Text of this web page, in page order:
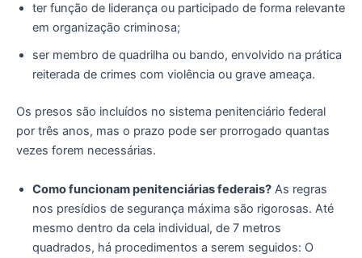
ter função de liderança ou participado de forma relevante
em organização criminosa;
ser membro de quadrilha ou bando, envolvido na prática
reiterada de crimes com violência ou grave ameaça.
Os presos são incluídos no sistema penitenciário federal
por três anos, mas o prazo pode ser prorrogado quantas
vezes forem necessárias.
Como funcionam penitenciárias federais? As regras
nos presídios de segurança máxima são rigorosas. Até
mesmo dentro da cela individual, de 7 metros
quadrados, há procedimentos a serem seguidos: O